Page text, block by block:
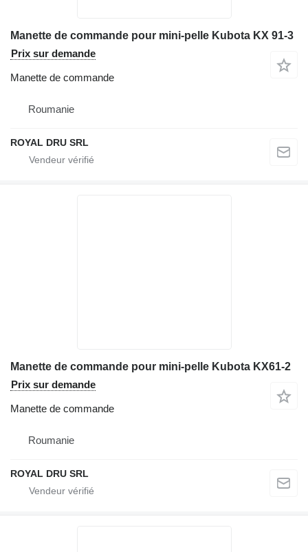
Manette de commande pour mini-pelle Kubota KX 91-3
Prix sur demande
Manette de commande
Roumanie
ROYAL DRU SRL
Manette de commande pour mini-pelle Kubota KX61-2
Prix sur demande
Manette de commande
Roumanie
ROYAL DRU SRL